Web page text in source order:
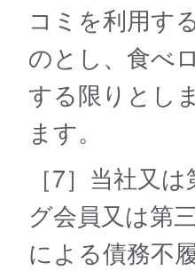
コミを利用す
のとし、食べ
する限りとし
ます。
［7］当社⼜
グ会員⼜は第
による債務不